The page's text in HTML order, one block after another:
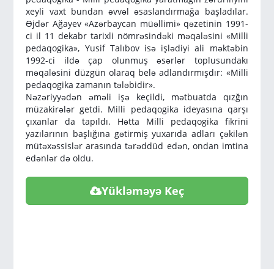
xeyli vaxt bundan əvvəl əsaslandırmağa başladılar.
Əjdər Ağayev «Azərbaycan müəllimi» qəzetinin 1991-
ci il 11 dekabr tarixli nömrəsindəki məqaləsini «Milli
pedaqogika», Yusif Talıbov isə işlədiyi ali məktəbin
1992-ci ildə çap olunmuş əsərlər toplusundakı
məqaləsini düzgün olaraq belə adlandırmışdır: «Milli
pedaqogika zamanın tələbidir».
Nəzəriyyədən əməli işə keçildi, mətbuatda qızğın
müzakirələr getdi. Milli pedaqogika ideyasına qarşı
çıxanlar da tapıldı. Hətta Milli pedaqogika fikrini
yazılarının başlığına gətirmiş yuxarıda adları çəkilən
mütəxəssislər arasında tərəddüd edən, ondan imtina
edənlər də oldu.
Yükləməyə Keç